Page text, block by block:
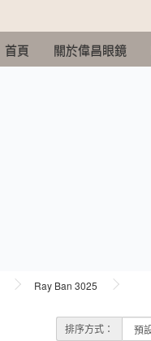
首頁 關於偉昌眼鏡
Ray Ban 3025
排序方式：